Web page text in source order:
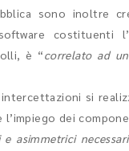
sono inoltre
costituenti
è “correlato ad
si
dei
asimmetrici